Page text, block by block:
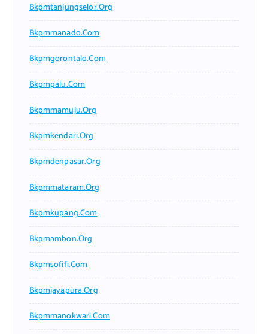
Bkpmtanjungselor.org
Bkpmmanado.com
Bkpmgorontalo.com
Bkpmpalu.com
Bkpmmamuju.org
Bkpmkendari.org
Bkpmdenpasar.org
Bkpmmataram.org
Bkpmkupang.com
Bkpmambon.org
Bkpmsofifi.com
Bkpmjayapura.org
Bkpmmanokwari.com